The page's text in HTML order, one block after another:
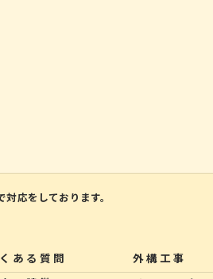
応をしております。
ある質問
外構工事